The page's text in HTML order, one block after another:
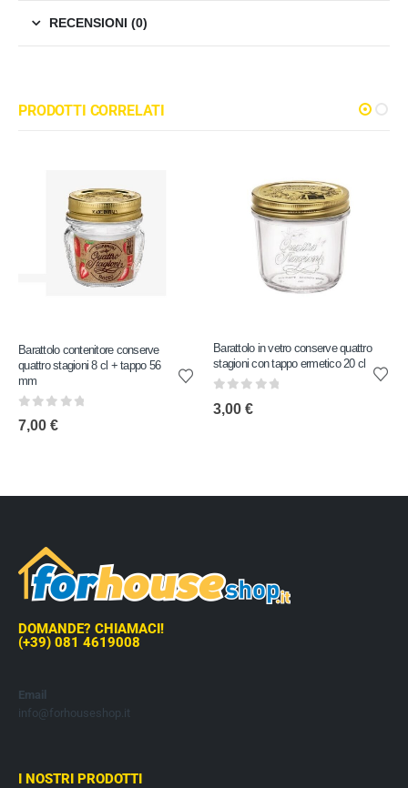
RECENSIONI (0)
PRODOTTI CORRELATI
Barattolo contenitore conserve
quattro stagioni 8 cl + tappo 56
mm
0 out of 5
7,00 €
Barattolo in vetro conserve quattro
stagioni con tappo ermetico 20 cl
3,00 €
DOMANDE? CHIAMACI!
(+39) 081 4619008
Email
info@forhouseshop.it
I NOSTRI PRODOTTI